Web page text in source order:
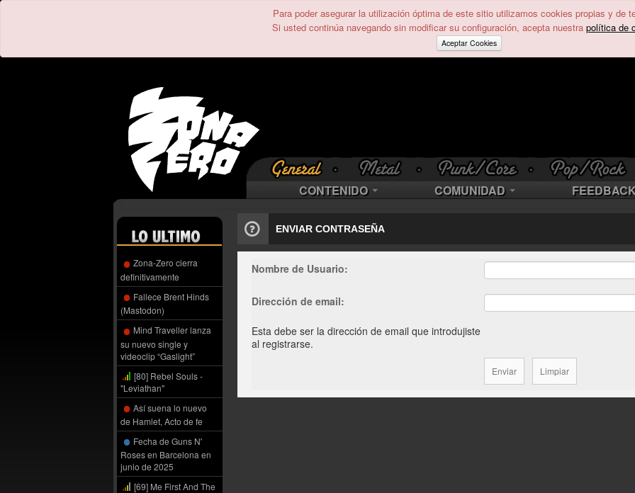
Para poder asegurar la utilización óptima de este sitio utilizamos cookies propias y de
Si usted continúa navegando sin modificar su configuración, acepta nuestra política de
Aceptar Cookies
CONTENIDO COMUNIDAD
Zona-Zero cierra
definitivamente
Fallece Brent Hinds
(Mastodon)
Mind Traveller lanza
su nuevo single y
videoclip “Gaslight”
[80] Rebel Souls -
"Leviathan"
Así suena lo nuevo
de Hamlet, Acto de fe
Fecha de Guns N'
Roses en Barcelona en
junio de 2025
[69] Me First And The
ENVIAR CONTRASEÑA
Nombre de Usuario:
Dirección de email:
Esta debe ser la dirección de email que introdujiste
al registrarse.